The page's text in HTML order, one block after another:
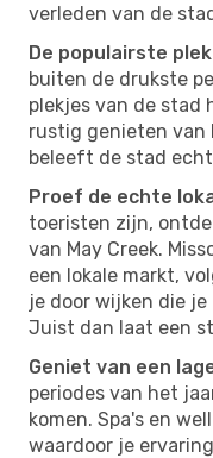
verleden van de
De populairste
buiten de drukste
plekjes van de stad
rustig genieten
beleeft de stad
Proef de echte
toeristen zijn,
van May Creek.
een lokale markt,
je door wijken die
Juist dan laat een
Geniet van een
periodes van het
komen. Spa's en
waardoor je